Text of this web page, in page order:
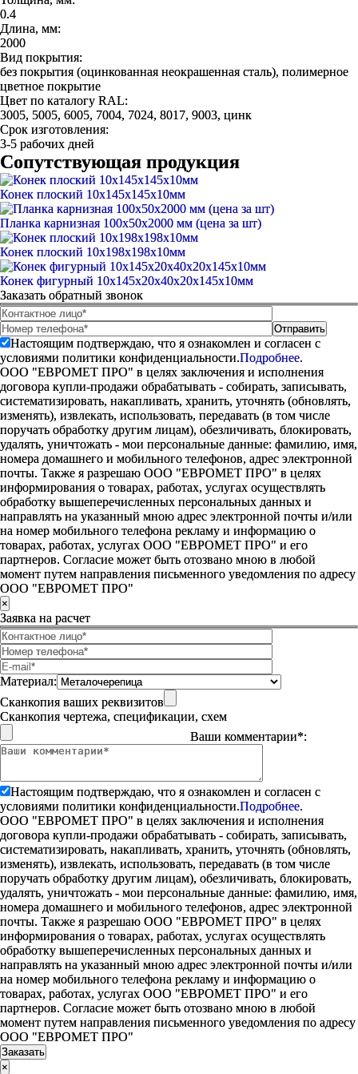
0.4
Длина, мм:
2000
Вид покрытия:
без покрытия (оцинкованная неокрашенная сталь), полимерное
цветное покрытие
Цвет по каталогу RAL:
3005, 5005, 6005, 7004, 7024, 8017, 9003, цинк
Срок изготовления:
3-5 рабочих дней
Сопутствующая продукция
Конек плоский 10х145х145х10мм
Планка карнизная 100х50х2000 мм (цена за шт)
Конек плоский 10х198х198х10мм
Конек фигурный 10х145x20x40x20x145х10мм
Заказать обратный звонок
Настоящим подтверждаю, что я ознакомлен и согласен с
условиями политики конфиденциальности.Подробнее.
ООО "ЕВРОМЕТ ПРО" в целях заключения и исполнения
договора купли-продажи обрабатывать - собирать, записывать,
систематизировать, накапливать, хранить, уточнять (обновлять,
изменять), извлекать, использовать, передавать (в том числе
поручать обработку другим лицам), обезличивать, блокировать,
удалять, уничтожать - мои персональные данные: фамилию, имя,
номера домашнего и мобильного телефонов, адрес электронной
почты. Также я разрешаю ООО "ЕВРОМЕТ ПРО" в целях
информирования о товарах, работах, услугах осуществлять
обработку вышеперечисленных персональных данных и
направлять на указанный мною адрес электронной почты и/или
на номер мобильного телефона рекламу и информацию о
товарах, работах, услугах ООО "ЕВРОМЕТ ПРО" и его
партнеров. Согласие может быть отозвано мною в любой
момент путем направления письменного уведомления по адресу
ООО "ЕВРОМЕТ ПРО"
×
Заявка на расчет
Материал:
Сканкопия ваших реквизитов
Сканкопия чертежа, спецификации, схем
Ваши комментарии*:
Настоящим подтверждаю, что я ознакомлен и согласен с
условиями политики конфиденциальности.Подробнее.
ООО "ЕВРОМЕТ ПРО" в целях заключения и исполнения
договора купли-продажи обрабатывать - собирать, записывать,
систематизировать, накапливать, хранить, уточнять (обновлять,
изменять), извлекать, использовать, передавать (в том числе
поручать обработку другим лицам), обезличивать, блокировать,
удалять, уничтожать - мои персональные данные: фамилию, имя,
номера домашнего и мобильного телефонов, адрес электронной
почты. Также я разрешаю ООО "ЕВРОМЕТ ПРО" в целях
информирования о товарах, работах, услугах осуществлять
обработку вышеперечисленных персональных данных и
направлять на указанный мною адрес электронной почты и/или
на номер мобильного телефона рекламу и информацию о
товарах, работах, услугах ООО "ЕВРОМЕТ ПРО" и его
партнеров. Согласие может быть отозвано мною в любой
момент путем направления письменного уведомления по адресу
ООО "ЕВРОМЕТ ПРО"
×